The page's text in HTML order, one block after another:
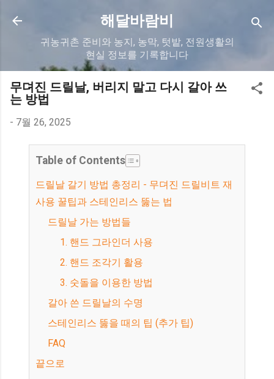
기본 콘텐츠로 건너뛰기
해달바람비
귀농귀촌 준비와 농지, 농막, 텃밭, 전원생활의
현실 정보를 기록합니다
무뎌진 드릴날, 버리지 말고 다시 갈아 쓰
는 방법
- 7월 26, 2025
Table of Contents
드릴날 갈기 방법 총정리 - 무뎌진 드릴비트 재
사용 꿀팁과 스테인리스 뚫는 법
드릴날 가는 방법들
1. 핸드 그라인더 사용
2. 핸드 조각기 활용
3. 숫돌을 이용한 방법
갈아 쓴 드릴날의 수명
스테인리스 뚫을 때의 팁 (추가 팁)
FAQ
끝으로